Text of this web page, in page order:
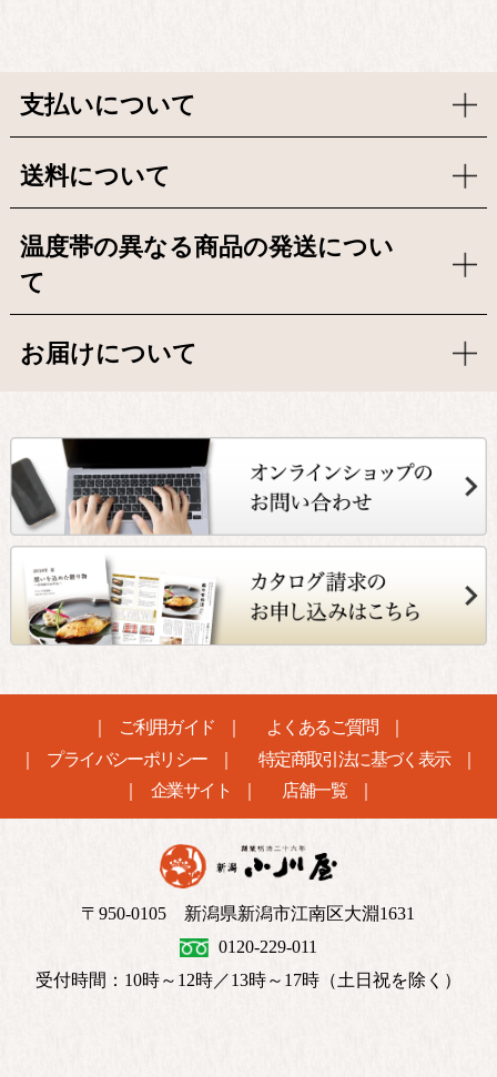
支払いについて
送料について
温度帯の異なる商品の発送につい
て
お届けについて
ご利用ガイド
よくあるご質問
プライバシーポリシー
特定商取引法に基づく表示
企業サイト
店舗一覧
〒950-0105 新潟県新潟市江南区大淵1631
0120-229-011
受付時間：10時～12時／13時～17時（土日祝を除く）